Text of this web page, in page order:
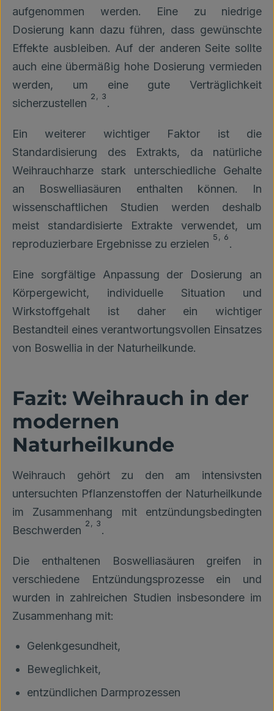
aufgenommen werden. Eine zu niedrige
Dosierung kann dazu führen, dass gewünschte
Effekte ausbleiben. Auf der anderen Seite sollte
auch eine übermäßig hohe Dosierung vermieden
werden, um eine gute Verträglichkeit
sicherzustellen
2, 3
.
Ein weiterer wichtiger Faktor ist die
Standardisierung des Extrakts, da natürliche
Weihrauchharze stark unterschiedliche Gehalte
an Boswelliasäuren enthalten können. In
wissenschaftlichen Studien werden deshalb
meist standardisierte Extrakte verwendet, um
reproduzierbare Ergebnisse zu erzielen
5, 6
.
Eine sorgfältige Anpassung der Dosierung an
Körpergewicht, individuelle Situation und
Wirkstoffgehalt ist daher ein wichtiger
Bestandteil eines verantwortungsvollen Einsatzes
von Boswellia in der Naturheilkunde.
Fazit: Weihrauch in der
modernen
Naturheilkunde
Weihrauch gehört zu den am intensivsten
untersuchten Pflanzenstoffen der Naturheilkunde
im Zusammenhang mit entzündungsbedingten
Beschwerden
2, 3
.
Die enthaltenen Boswelliasäuren greifen in
verschiedene Entzündungsprozesse ein und
wurden in zahlreichen Studien insbesondere im
Zusammenhang mit:
Gelenkgesundheit,
Beweglichkeit,
entzündlichen Darmprozessen